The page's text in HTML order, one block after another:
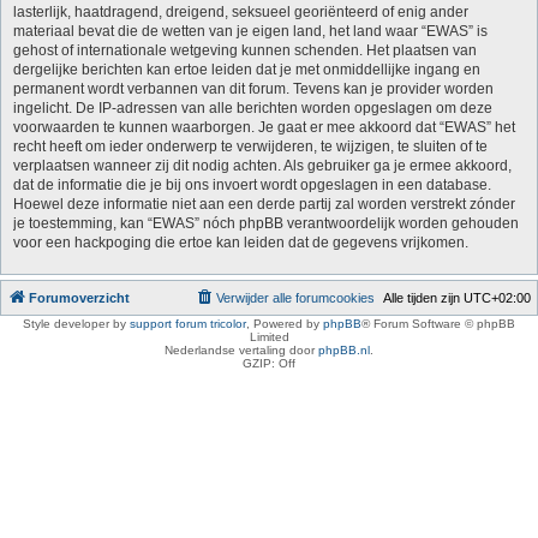
lasterlijk, haatdragend, dreigend, seksueel georiënteerd of enig ander
materiaal bevat die de wetten van je eigen land, het land waar “EWAS” is
gehost of internationale wetgeving kunnen schenden. Het plaatsen van
dergelijke berichten kan ertoe leiden dat je met onmiddellijke ingang en
permanent wordt verbannen van dit forum. Tevens kan je provider worden
ingelicht. De IP-adressen van alle berichten worden opgeslagen om deze
voorwaarden te kunnen waarborgen. Je gaat er mee akkoord dat “EWAS” het
recht heeft om ieder onderwerp te verwijderen, te wijzigen, te sluiten of te
verplaatsen wanneer zij dit nodig achten. Als gebruiker ga je ermee akkoord,
dat de informatie die je bij ons invoert wordt opgeslagen in een database.
Hoewel deze informatie niet aan een derde partij zal worden verstrekt zónder
je toestemming, kan “EWAS” nóch phpBB verantwoordelijk worden gehouden
voor een hackpoging die ertoe kan leiden dat de gegevens vrijkomen.
Forumoverzicht Alle tijden zijn UTC+02:00
Verwijder alle forumcookies
Style developer by support forum tricolor, Powered by phpBB® Forum Software © phpBB
Limited
Nederlandse vertaling doorphpBB.nl
GZIP: Off